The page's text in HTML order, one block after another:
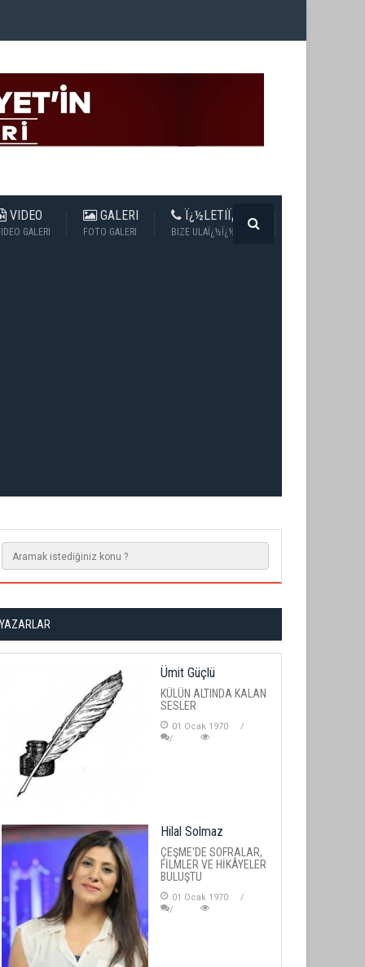
VIDEO
GALERI
GALERI
FOTO GALERI
Ï¿½LETIÏ¿½IM
BIZE ULAÏ¿½Ï¿½N
YAZARLAR
Ümit Güçlü
KÜLÜN ALTINDA KALAN
SESLER
01 Ocak 1970
Hilal Solmaz
ÇEŞME'DE SOFRALAR,
FİLMLER VE HİKÂYELER
BULUŞTU
01 Ocak 1970